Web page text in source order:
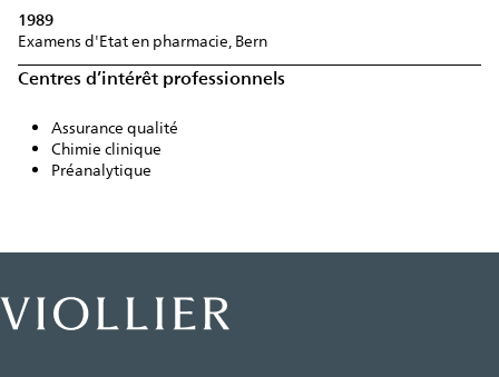
1989
Examens d'Etat en pharmacie, Bern
Centres d’intérêt professionnels
Assurance qualité
Chimie clinique
Préanalytique